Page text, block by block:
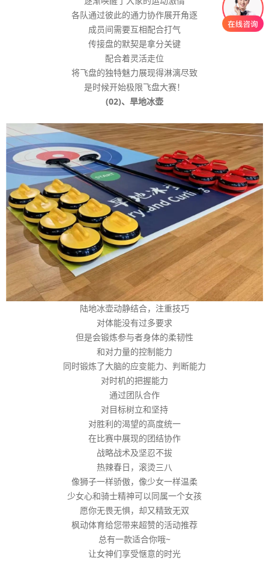
各队通过彼此的通力协作展开角逐
成员间需要互相配合打气
传接盘的默契是拿分关键
配合着灵活走位
将飞盘的独特魅力展现得淋漓尽致
是时候开始极限飞盘大赛！
(02)、旱地冰壶
陆地冰壶动静结合，注重技巧
对体能没有过多要求
但是会锻炼参与者身体的柔韧性
和对力量的控制能力
同时锻炼了大脑的应变能力、判断能力
对时机的把握能力
通过团队合作
对目标树立和坚持
对胜利的渴望的高度统一
在比赛中展现的团结协作
战略战术及坚忍不拔
热辣春日，滚烫三八
像狮子一样骄傲，像少女一样温柔
少女心和骑士精神可以同属一个女孩
愿你无畏无惧，却又精致无双
枫动体育给您带来超赞的活动推荐
总有一款适合你哦~
让女神们享受惬意的时光